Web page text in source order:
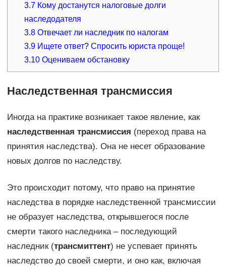
3.7 Кому достанутся налоговые долги
наследодателя
3.8 Отвечает ли наследник по налогам
3.9 Ищете ответ? Спросить юриста проще!
3.10 Оцениваем обстановку
Наследственная трансмиссия
Иногда на практике возникает такое явление, как
наследственная трансмиссия (переход права на
принятия наследства). Она не несет образование
новых долгов по наследству.
Это происходит потому, что право на принятие
наследства в порядке наследственной трансмиссии
не образует наследства, открывшегося после
смерти такого наследника – последующий
наследник (трансмиттент) не успевает принять
наследство до своей смерти, и оно как, включая